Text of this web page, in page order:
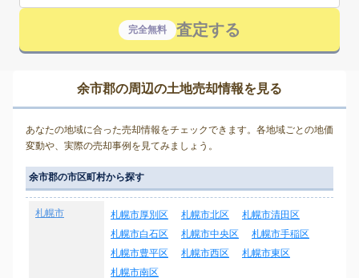
完全無料 査定する
余市郡の周辺の土地売却情報を見る
あなたの地域に合った売却情報をチェックできます。各地域ごとの地価
変動や、実際の売却事例を見てみましょう。
余市郡の市区町村から探す
札幌市 札幌市厚別区 札幌市北区
札幌市清田区
札幌市白石区
札幌市中央区
札幌市手稲区
札幌市豊平区
札幌市西区
札幌市東区
札幌市南区